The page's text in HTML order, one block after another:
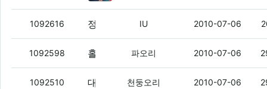
1092616 (2)
IU 2010-07-06
1092598 (2)
파오리 2010-07-06
1092510 (3)
천둥오리 2010-07-06